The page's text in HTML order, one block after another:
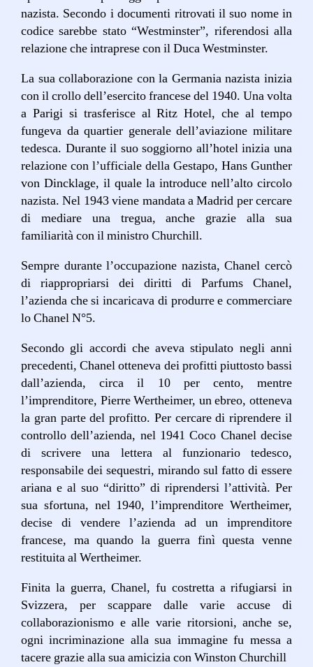
nazista. Secondo i documenti ritrovati il suo nome in
codice sarebbe stato “Westminster”, riferendosi alla
relazione che intraprese con il Duca Westminster.
La sua collaborazione con la Germania nazista inizia
con il crollo dell’esercito francese del 1940. Una volta
a Parigi si trasferisce al Ritz Hotel, che al tempo
fungeva da quartier generale dell’aviazione militare
tedesca. Durante il suo soggiorno all’hotel inizia una
relazione con l’ufficiale della Gestapo, Hans Gunther
von Dincklage, il quale la introduce nell’alto circolo
nazista. Nel 1943 viene mandata a Madrid per cercare
di mediare una tregua, anche grazie alla sua
familiarità con il ministro Churchill.
Sempre durante l’occupazione nazista, Chanel cercò
di riappropriarsi dei diritti di Parfums Chanel,
l’azienda che si incaricava di produrre e commerciare
lo Chanel N°5.
Secondo gli accordi che aveva stipulato negli anni
precedenti, Chanel otteneva dei profitti piuttosto bassi
dall’azienda, circa il 10 per cento, mentre
l’imprenditore, Pierre Wertheimer, un ebreo, otteneva
la gran parte del profitto. Per cercare di riprendere il
controllo dell’azienda, nel 1941 Coco Chanel decise
di scrivere una lettera al funzionario tedesco,
responsabile dei sequestri, mirando sul fatto di essere
ariana e al suo “diritto” di riprendersi l’attività. Per
sua sfortuna, nel 1940, l’imprenditore Wertheimer,
decise di vendere l’azienda ad un imprenditore
francese, ma quando la guerra finì questa venne
restituita al Wertheimer.
Finita la guerra, Chanel, fu costretta a rifugiarsi in
Svizzera, per scappare dalle varie accuse di
collaborazionismo e alle varie ritorsioni, anche se,
ogni incriminazione alla sua immagine fu messa a
tacere grazie alla sua amicizia con Winston Churchill